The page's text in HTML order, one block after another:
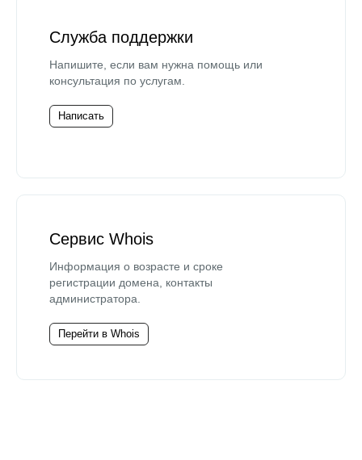
Служба поддержки
Напишите, если вам нужна помощь или
консультация по услугам.
Написать
Сервис Whois
Информация о возрасте и сроке
регистрации домена, контакты
администратора.
Перейти в Whois